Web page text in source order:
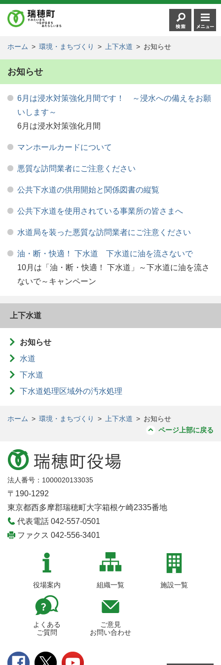
ホーム > 環境・まちづくり > 上下水道 > お知らせ
お知らせ
6月は浸水対策強化月間です！ ～浸水への備えをお願
いします～
6月は浸水対策強化月間
マンホールカードについて
悪質な訪問業者にご注意ください
公共下水道の供用開始と関係図書の縦覧
公共下水道を使用されている事業所の皆さまへ
水道局を装った悪質な訪問業者にご注意ください
油・断・快適！ 下水道 下水道に油を流さないで
10月は「油・断・快適！ 下水道」～下水道に油を流さ
ないで～キャンペーン
上下水道
お知らせ
水道
下水道
下水道処理区域外の汚水処理
ホーム > 環境・まちづくり > 上下水道 > お知らせ
ページ上部に戻る
法人番号：1000020133035
〒190-1292
東京都西多摩郡瑞穂町大字箱根ケ崎2335番地
代表電話 042-557-0501
ファクス 042-556-3401
役場案内 組織一覧 施設一覧
よくある
ご質問
ご意見
お問い合わせ